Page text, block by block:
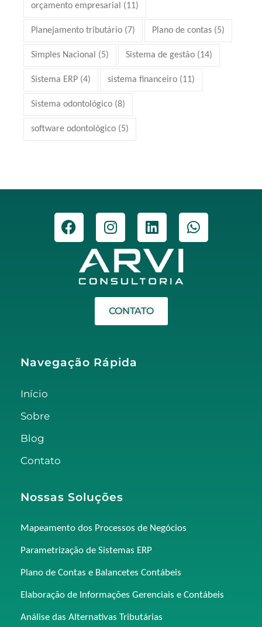
orçamento empresarial (11)
Planejamento tributário (7) Plano de contas (5)
Simples Nacional (5) Sistema de gestão (14)
Sistema ERP (4) sistema financeiro (11)
Sistema odontológico (8)
software odontológico (5)
CONTATO
Navegação Rápida
Início
Sobre
Blog
Contato
Nossas Soluções
Mapeamento dos Processos de Negócios
Parametrização de Sistemas ERP
Plano de Contas e Balancetes Contábeis
Elaboração de Informações Gerenciais e Contábeis
Análise das Alternativas Tributárias